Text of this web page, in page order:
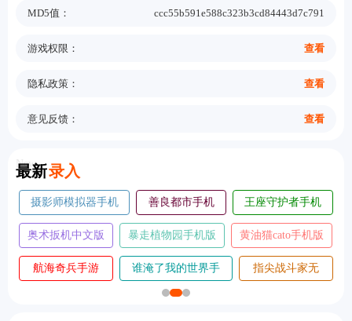
MD5值： ccc55b591e588c323b3cd84443d7c791
游戏权限： 查看
隐私政策： 查看
意见反馈： 查看
最新录入
New
摄影师模拟器手机
版
善良都市手机
版
王座守护者手机
版
奥术扳机中文版
暴走植物园手机版 黄油猫cato手机版
航海奇兵手游
谁淹了我的世界手
机版
指尖战斗家无